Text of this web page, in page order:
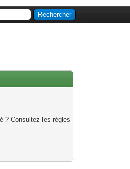
? Consultez les règles